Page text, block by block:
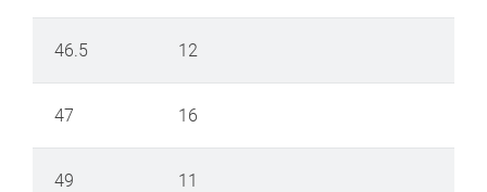
46.5 12
47 16
49 11